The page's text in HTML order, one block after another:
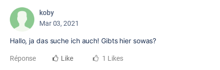
koby
Mar 03, 2021
Hallo, ja das suche ich auch! Gibts hier sowas?
Réponse Like 1 Likes